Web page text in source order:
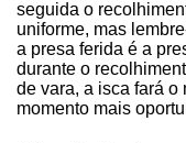
seguida o
uniforme, mas
a presa ferida é a
durante o
de vara, a isca fará o
momento mais